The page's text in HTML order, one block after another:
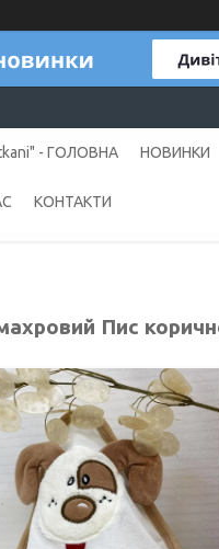
- ГОЛОВНА НОВИНКИ
КОНТАКТИ
Пис